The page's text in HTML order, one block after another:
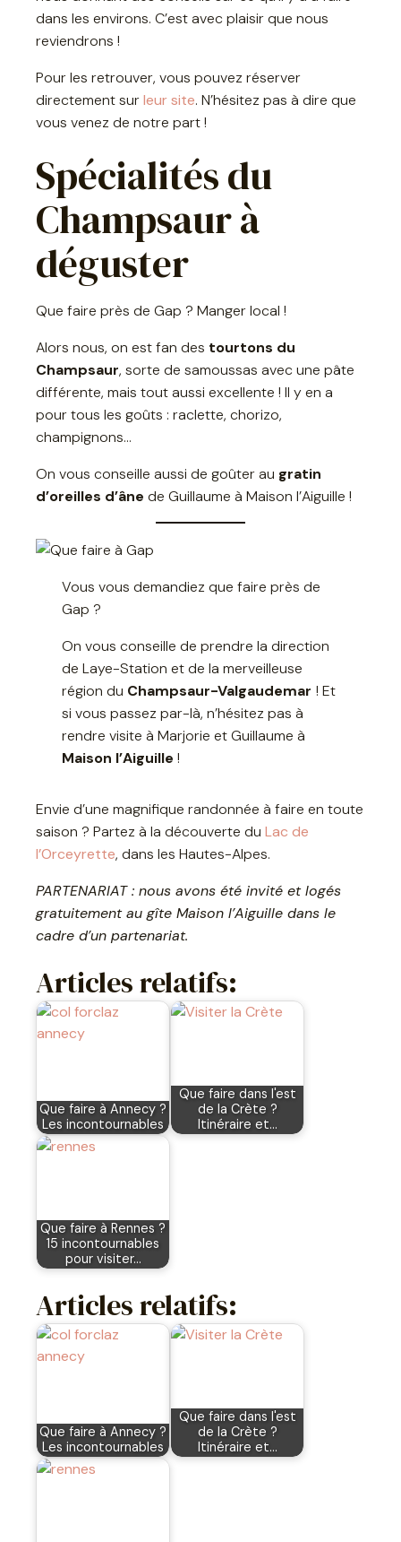
dans les environs. C’est avec plaisir que nous
reviendrons !
Pour les retrouver, vous pouvez réserver
directement surleur site. N’hésitez pas à dire que
vous venez de notre part !
Spécialités du
Champsaur à
déguster
Que faire près de Gap ? Manger local !
Alors nous, on est fan des tourtons du
Champsaur, sorte de samoussas avec une pâte
différente, mais tout aussi excellente ! Il y en a
pour tous les goûts : raclette, chorizo,
champignons…
On vous conseille aussi de goûter au gratin
d’oreilles d’âne de Guillaume à Maison l’Aiguille !
Vous vous demandiez que faire près de
Gap ?
On vous conseille de prendre la direction
de Laye-Station et de la merveilleuse
région du Champsaur-Valgaudemar! Et
si vous passez par-là, n’hésitez pas à
rendre visite à Marjorie et Guillaume à
Maison l’Aiguille !
Envie d’une magnifique randonnée à faire en toute
saison ? Partez à la découverte du Lac de
l’Orceyrette, dans les Hautes-Alpes.
PARTENARIAT : nous avons été invité et logés
gratuitement au gîte Maison l’Aiguille dans le
cadre d’un partenariat.
Articles relatifs:
Que faire à Annecy ?
Les incontournables
Que faire dans l'est
de la Crète ?
Itinéraire et…
Que faire à Rennes ?
15 incontournables
pour visiter…
Articles relatifs:
Que faire à Annecy ?
Les incontournables
Que faire dans l'est
de la Crète ?
Itinéraire et…